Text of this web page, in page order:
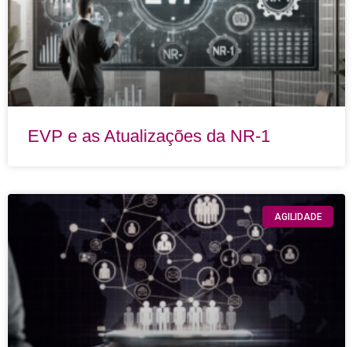
EVP e as Atualizações da NR-1
AGILIDADE